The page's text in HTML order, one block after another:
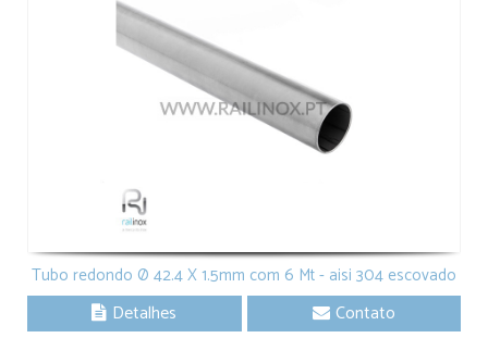
Tubo redondo Ø 42.4 X 1.5mm com 6 Mt - aisi 304 escovado
Detalhes Contato